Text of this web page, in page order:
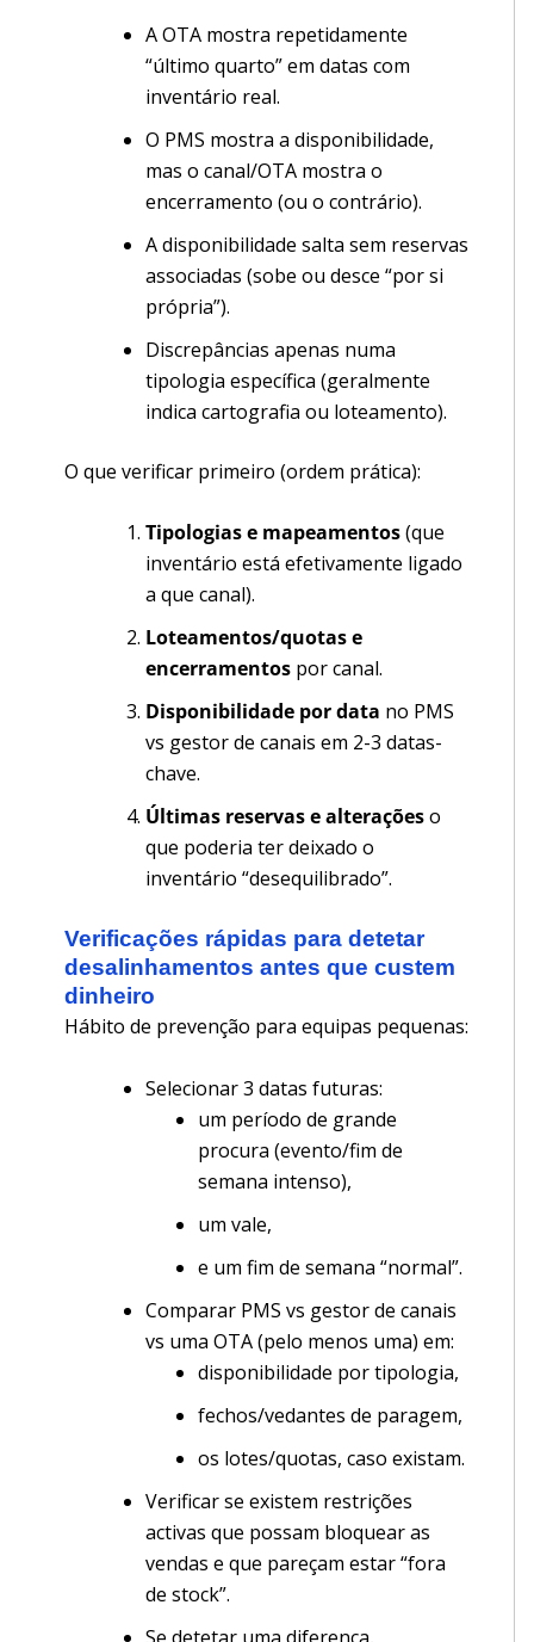
A OTA mostra repetidamente
“último quarto” em datas com
inventário real.
O PMS mostra a disponibilidade,
mas o canal/OTA mostra o
encerramento (ou o contrário).
A disponibilidade salta sem reservas
associadas (sobe ou desce “por si
própria”).
Discrepâncias apenas numa
tipologia específica (geralmente
indica cartografia ou loteamento).
O que verificar primeiro (ordem prática):
Tipologias e mapeamentos(que
inventário está efetivamente ligado
a que canal).
Loteamentos/quotas e
encerramentos por canal.
Disponibilidade por data no PMS
vs gestor de canais em 2-3 datas-
chave.
Últimas reservas e alteraçõeso
que poderia ter deixado o
inventário “desequilibrado”.
Verificações rápidas para detetar
desalinhamentos antes que custem
dinheiro
Hábito de prevenção para equipas pequenas:
Selecionar 3 datas futuras:
um período de grande
procura (evento/fim de
semana intenso),
um vale,
e um fim de semana “normal”.
Comparar PMS vs gestor de canais
vs uma OTA (pelo menos uma) em:
disponibilidade por tipologia,
fechos/vedantes de paragem,
os lotes/quotas, caso existam.
Verificar se existem restrições
activas que possam bloquear as
vendas e que pareçam estar “fora
de stock”.